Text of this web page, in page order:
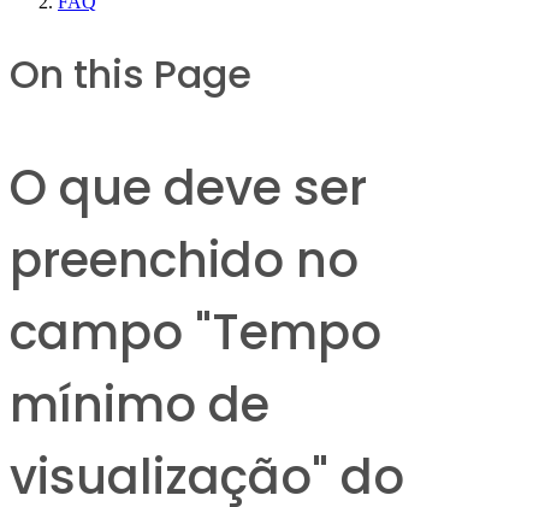
On this Page
O que deve ser
preenchido no
campo "Tempo
mínimo de
visualização" do